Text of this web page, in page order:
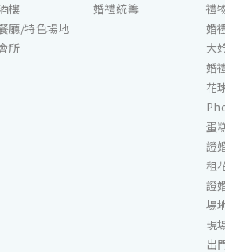
樓
廳/特色場地
所
婚禮統籌
禮
婚
大
婚
花
蛋
證
租
證
場
現
出